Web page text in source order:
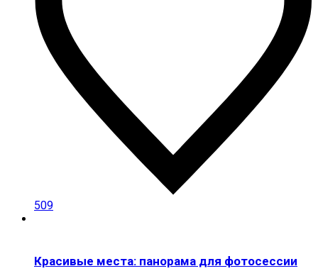
509
Красивые места: панорама для фотосессии